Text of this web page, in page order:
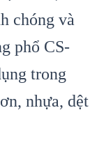
chóng và
phổ CS-
trong
nhựa, dệt